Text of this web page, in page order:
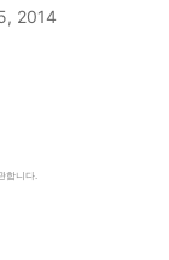
2014
합니다.